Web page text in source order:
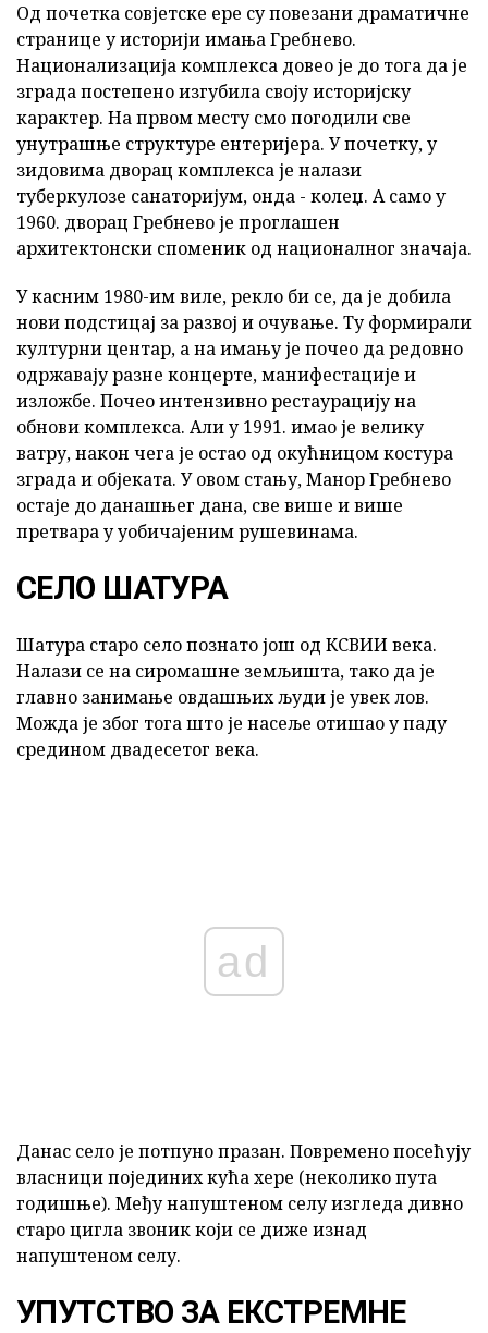
Од почетка совјетске ере су повезани драматичне
странице у историји имања Гребнево.
Национализација комплекса довео је до тога да је
зграда постепено изгубила своју историјску
карактер. На првом месту смо погодили све
унутрашње структуре ентеријера. У почетку, у
зидовима дворац комплекса је налази
туберкулозе санаторијум, онда - колеџ. А само у
1960. дворац Гребнево је проглашен
архитектонски споменик од националног значаја.
У касним 1980-им виле, рекло би се, да је добила
нови подстицај за развој и очување. Ту формирали
културни центар, а на имању је почео да редовно
одржавају разне концерте, манифестације и
изложбе. Почео интензивно рестаурацију на
обнови комплекса. Али у 1991. имао је велику
ватру, након чега је остао од окућницом костура
зграда и објеката. У овом стању, Манор Гребнево
остаје до данашњег дана, све више и више
претвара у уобичајеним рушевинама.
СЕЛО ШАТУРА
Шатура старо село познато још од КСВИИ века.
Налази се на сиромашне земљишта, тако да је
главно занимање овдашњих људи је увек лов.
Можда је због тога што је насеље отишао у паду
средином двадесетог века.
ad
Данас село је потпуно празан. Повремено посећују
власници појединих кућа хере (неколико пута
годишње). Међу напуштеном селу изгледа дивно
старо цигла звоник који се диже изнад
напуштеном селу.
УПУТСТВО ЗА ЕКСТРЕМНЕ